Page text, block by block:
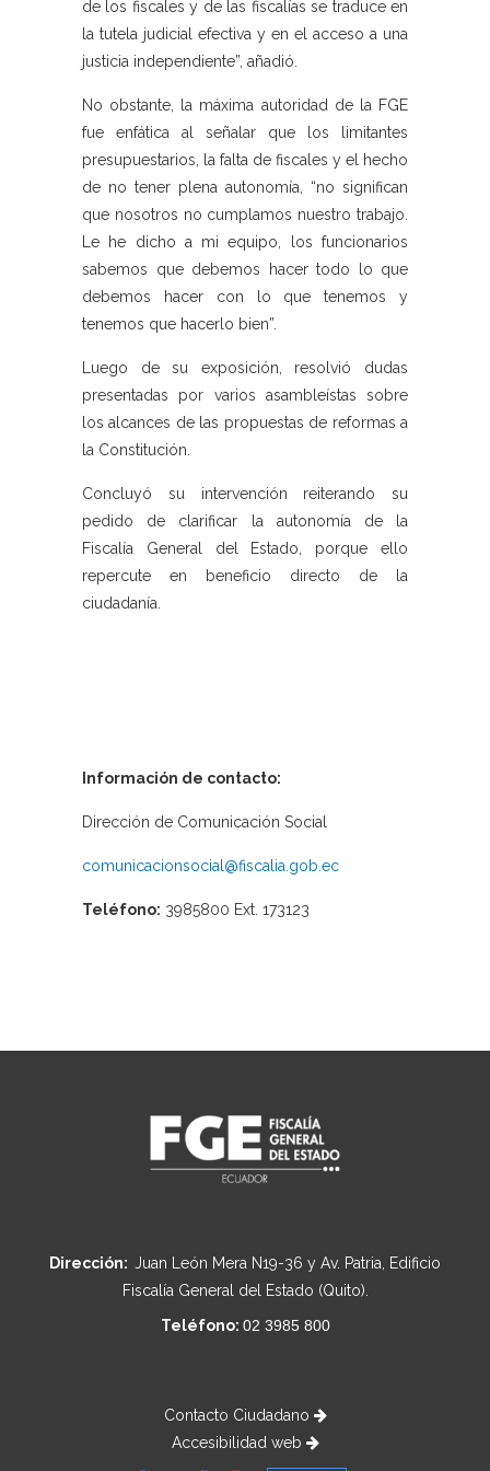
de los fiscales y de las fiscalías se traduce en
la tutela judicial efectiva y en el acceso a una
justicia independiente”, añadió.
No obstante, la máxima autoridad de la FGE
fue enfática al señalar que los limitantes
presupuestarios, la falta de fiscales y el hecho
de no tener plena autonomía, “no significan
que nosotros no cumplamos nuestro trabajo.
Le he dicho a mi equipo, los funcionarios
sabemos que debemos hacer todo lo que
debemos hacer con lo que tenemos y
tenemos que hacerlo bien”.
Luego de su exposición, resolvió dudas
presentadas por varios asambleístas sobre
los alcances de las propuestas de reformas a
la Constitución.
Concluyó su intervención reiterando su
pedido de clarificar la autonomía de la
Fiscalía General del Estado, porque ello
repercute en beneficio directo de la
ciudadanía.
Información de contacto:
Dirección de Comunicación Social
comunicacionsocial@fiscalia.gob.ec
Teléfono: 3985800 Ext. 173123
Dirección: Juan León Mera N19-36 y Av. Patria, Edificio
Fiscalía General del Estado (Quito).
Teléfono: 02 3985 800
Contacto Ciudadano
Accesibilidad web